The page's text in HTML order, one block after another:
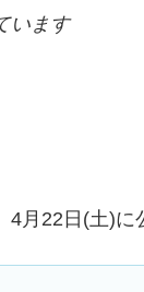
います
月22日(土)に